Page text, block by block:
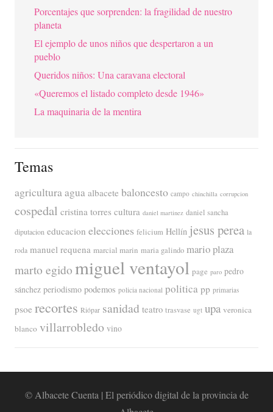
Porcentajes que sorprenden: la fragilidad de nuestro
planeta
El ejemplo de unos niños que despertaron a un
pueblo
Queridos niños: Una caravana electoral
«Queremos el listado completo desde 1946»
La maquinaria de la mentira
Temas
agriculturaagua albacete baloncesto campo chinchilla corrupcion
cospedal cristina torres cultura daniel martinez daniel sancha
diputacion educacion elecciones felicium Hellín jesus perea la
roda manuel requena marcial marin maria galindo mario plaza
marto egidomiguel ventayol page paro pedro
sánchez periodismo podemos policia nacional politica pp primarias
psoe recortes Riópar sanidad teatro trasvase ugt upa veronica
blanco villarrobledo vino
© Albacete Cuenta | El periódico digital de la provincia de